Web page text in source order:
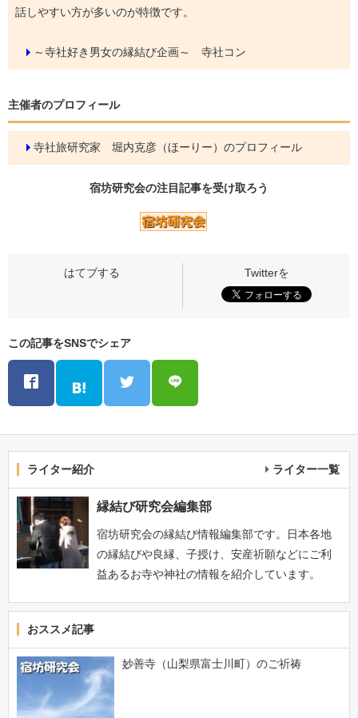
話しやすい方が多いのが特徴です。
～寺社好き男女の縁結び企画～ 寺社コン
主催者のプロフィール
寺社旅研究家 堀内克彦（ほーりー）のプロフィール
宿坊研究会の注目記事を受け取ろう
この記事をSNSでシェア
ライター紹介 ライター一覧
縁結び研究会編集部
宿坊研究会の縁結び情報編集部です。日本各地
の縁結びや良縁、子授け、安産祈願などにご利
益あるお寺や神社の情報を紹介しています。
おススメ記事
妙善寺（山梨県富士川町）のご祈祷